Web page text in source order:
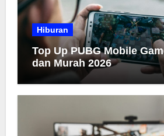
Hiburan
Top Up PUBG Mobile
dan Murah 2026